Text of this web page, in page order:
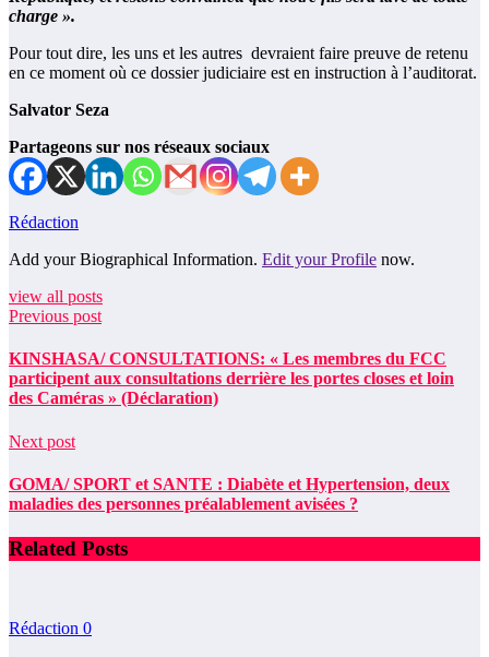
charge ».
Pour tout dire, les uns et les autres devraient faire preuve de retenu
en ce moment où ce dossier judiciaire est en instruction à l’auditorat.
Salvator Seza
Partageons sur nos réseaux sociaux
Rédaction
Add your Biographical Information. Edit your Profile now.
view all posts
Previous post
KINSHASA/ CONSULTATIONS: « Les membres du FCC
participent aux consultations derrière les portes closes et loin
des Caméras » (Déclaration)
Next post
GOMA/ SPORT et SANTE : Diabète et Hypertension, deux
maladies des personnes préalablement avisées ?
Related Posts
Rédaction 0